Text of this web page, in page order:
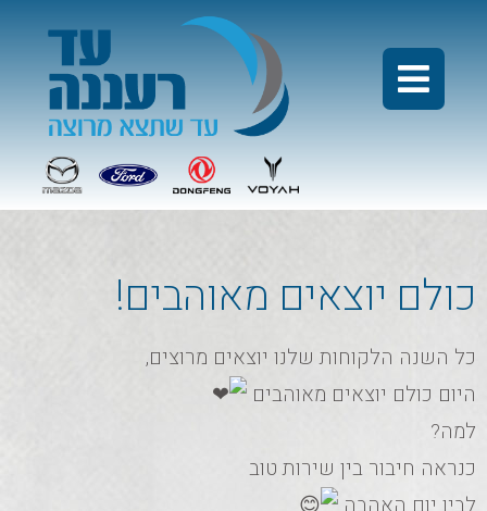
כולם יוצאים מאוהבים!
כל השנה הלקוחות שלנו יוצאים מרוצים,
היום כולם יוצאים מאוהבים
למה?
כנראה חיבור בין שירות טוב